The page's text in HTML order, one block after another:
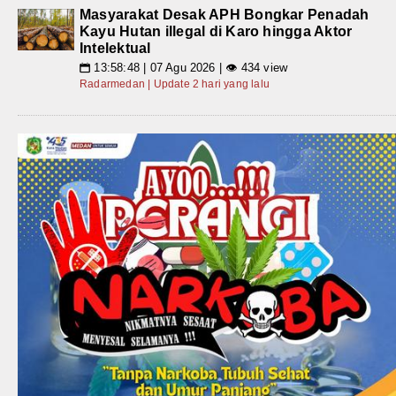
Masyarakat Desak APH Bongkar Penadah
Kayu Hutan illegal di Karo hingga Aktor
Intelektual
📅 13:58:48 | 07 Agu 2026 | 👁 434 view
Radarmedan | Update 2 hari yang lalu